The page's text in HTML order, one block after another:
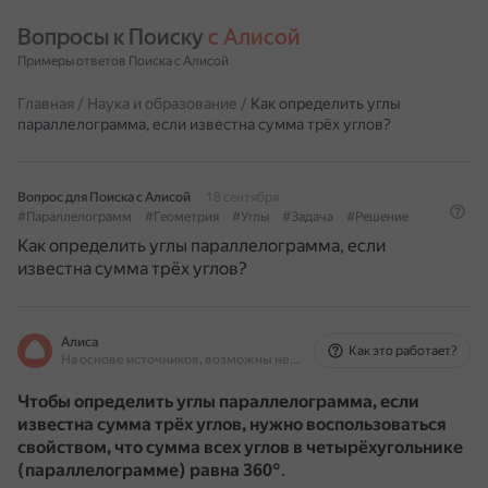
Вопросы к Поиску с Алисой
Примеры ответов Поиска с Алисой
Главная / Наука и образование / Как определить углы
параллелограмма, если известна сумма трёх углов?
Вопрос для Поиска с Алисой
18 сентября
#Параллелограмм
#Геометрия #Углы #Задача #Решение
Как определить углы параллелограмма, если
известна сумма трёх углов?
Алиса
На основе источников, возможны неточности
Как это работает?
Чтобы определить углы параллелограмма, если
известна сумма трёх углов, нужно воспользоваться
свойством, что сумма всех углов в четырёхугольнике
(параллелограмме) равна 360°.